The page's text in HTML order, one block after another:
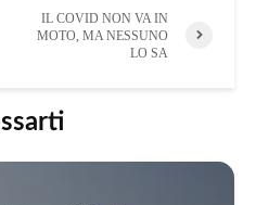
IL COVID NON VA IN
MOTO, MA NESSUNO
LO SA